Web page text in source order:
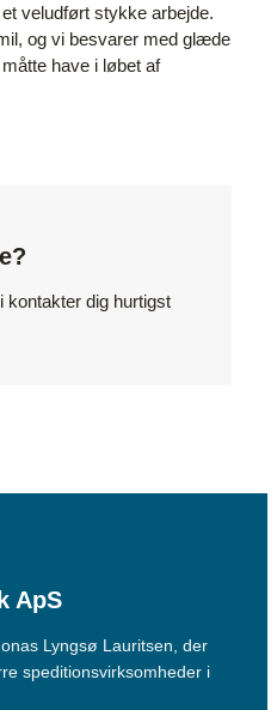
veludført stykke arbejde.
og vi besvarer med glæde
have i løbet af
kontakter dig hurtigst
ApS
Lyngsø Lauritsen, der
speditionsvirksomheder i